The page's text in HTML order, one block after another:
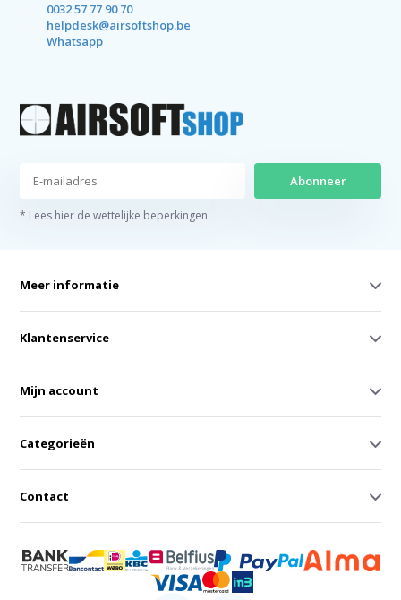
0032 57 77 90 70
helpdesk@airsoftshop.be
Whatsapp
Abonneer
* Lees hier de wettelijke beperkingen
Meer informatie
Klantenservice
Mijn account
Categorieën
Contact